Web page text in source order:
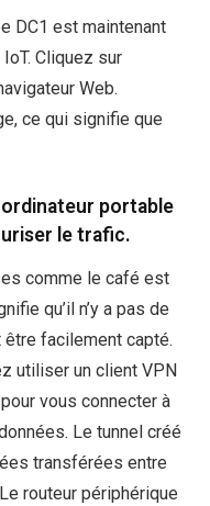
DC1 est maintenant
Cliquez sur
Web.
ce qui signifie que
ordinateur portable
le trafic.
comme le café est
qu’il n’y a pas de
facilement capté.
utiliser un client VPN
vous connecter à
Le tunnel créé
transférées entre
routeur périphérique